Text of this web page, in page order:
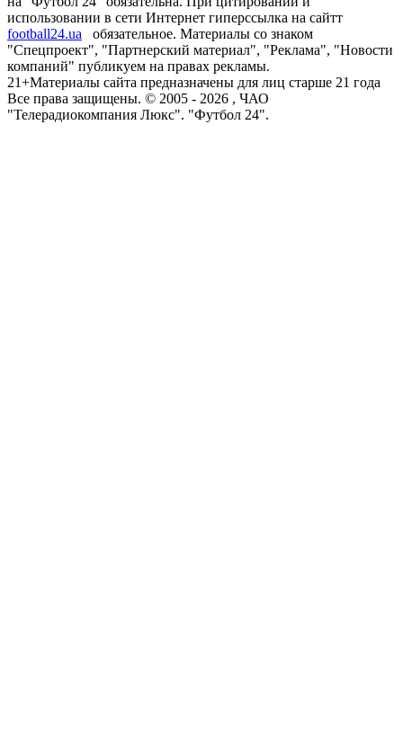
использовании в сети Интернет гиперссылка на сайтт
football24.ua
обязательное. Материалы со знаком
"Спецпроект", "Партнерский материал", "Реклама", "Новости
компаний" публикуем на правах рекламы.
21+Материалы сайта предназначены для лиц старше 21 года
Все права защищены. © 2005 - 2026 , ЧАО
"Телерадиокомпания Люкс". "Футбол 24".